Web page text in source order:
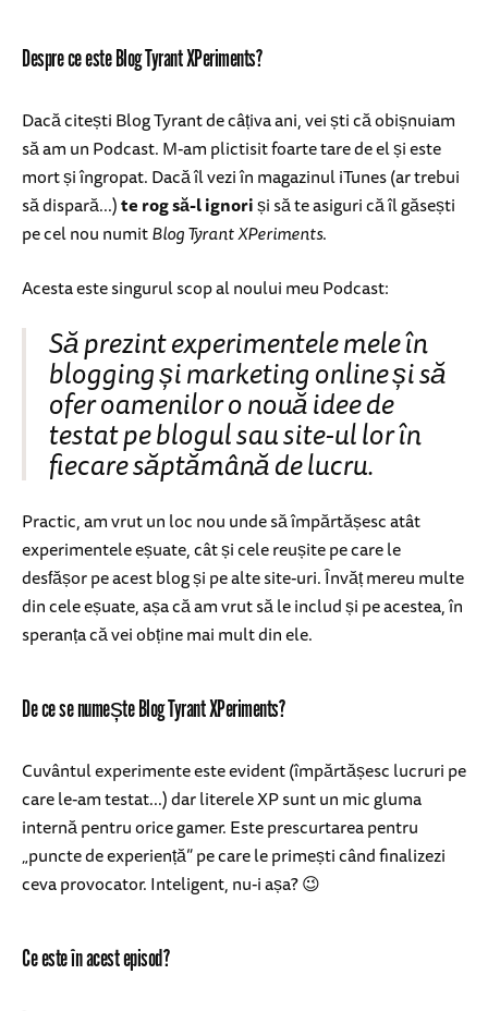
Despre ce este Blog Tyrant XPeriments?
Dacă citești Blog Tyrant de câțiva ani, vei ști că obișnuiam
să am un Podcast. M-am plictisit foarte tare de el și este
mort și îngropat. Dacă îl vezi în magazinul iTunes (ar trebui
să dispară...)te rog să-l ignoriși să te asiguri că îl găsești
pe cel nou numitBlog Tyrant XPeriments.
Acesta este singurul scop al noului meu Podcast:
Să prezint experimentele mele în
blogging și marketing online și să
ofer oamenilor o nouă idee de
testat pe blogul sau site-ul lor în
fiecare săptămână de lucru.
Practic, am vrut un loc nou unde să împărtășesc atât
experimentele eșuate, cât și cele reușite pe care le
desfășor pe acest blog și pe alte site-uri. Învăț mereu multe
din cele eșuate, așa că am vrut să le includ și pe acestea, în
speranța că vei obține mai mult din ele.
De ce se numește Blog Tyrant XPeriments?
Cuvântul experimente este evident (împărtășesc lucruri pe
care le-am testat...) dar literele XP sunt un mic gluma
internă pentru orice gamer. Este prescurtarea pentru
„puncte de experiență” pe care le primești când finalizezi
ceva provocator. Inteligent, nu-i așa? 😉
Ce este în acest episod?